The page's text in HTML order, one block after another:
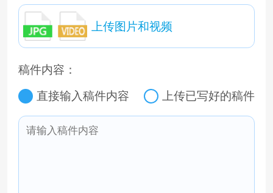
上传图片和视频
稿件内容：
直接输入稿件内容 上传已写好的稿件